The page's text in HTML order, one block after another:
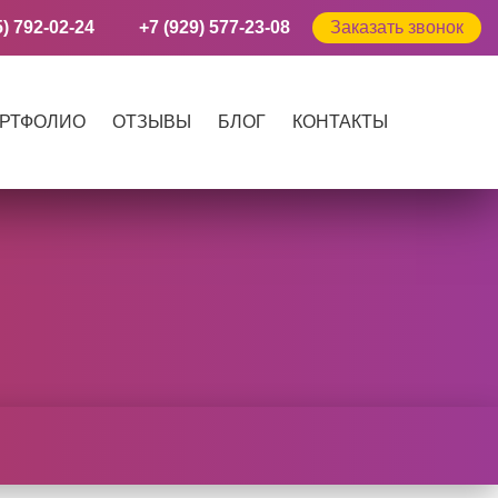
792-02-24 +7 (929) 577-23-08 Заказать звонок
ОТЗЫВЫ БЛОГ КОНТАКТЫ